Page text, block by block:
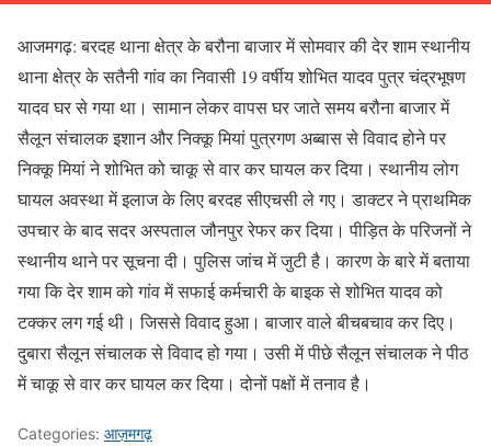
आजमगढ़: बरदह थाना क्षेत्र के बरौना बाजार में सोमवार की देर शाम स्थानीय
थाना क्षेत्र के सतैनी गांव का निवासी 19 वर्षीय शोभित यादव पुत्र चंद्रभूषण
यादव घर से गया था। सामान लेकर वापस घर जाते समय बरौना बाजार में
सैलून संचालक इशान और निक्कू मियां पुत्रगण अब्बास से विवाद होने पर
निक्कू मियां ने शोभित को चाकू से वार कर घायल कर दिया। स्थानीय लोग
घायल अवस्था में इलाज के लिए बरदह सीएचसी ले गए। डाक्टर ने प्राथमिक
उपचार के बाद सदर अस्पताल जौनपुर रेफर कर दिया। पीड़ित के परिजनों ने
स्थानीय थाने पर सूचना दी। पुलिस जांच में जुटी है। कारण के बारे में बताया
गया कि देर शाम को गांव में सफाई कर्मचारी के बाइक से शोभित यादव को
टक्कर लग गई थी। जिससे विवाद हुआ। बाजार वाले बीचबचाव कर दिए।
दुबारा सैलून संचालक से विवाद हो गया। उसी में पीछे सैलून संचालक ने पीठ
में चाकू से वार कर घायल कर दिया। दोनों पक्षों में तनाव है।
Categories: आज़मगढ़